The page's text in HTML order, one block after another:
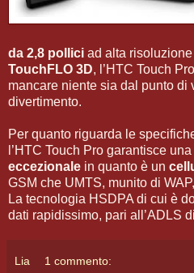
da 2,8 pollici ad alta
TouchFLO 3D, l’HTC Touch
mancare niente sia dal punto di
divertimento.
Per quanto riguarda le
l’HTC Touch Pro garantisce una
eccezionale in quanto è un
GSM che UMTS, munito di
La tecnologia HSDPA di cui è
dati rapidissimo, pari all’ADLS
Lia 1 commento: